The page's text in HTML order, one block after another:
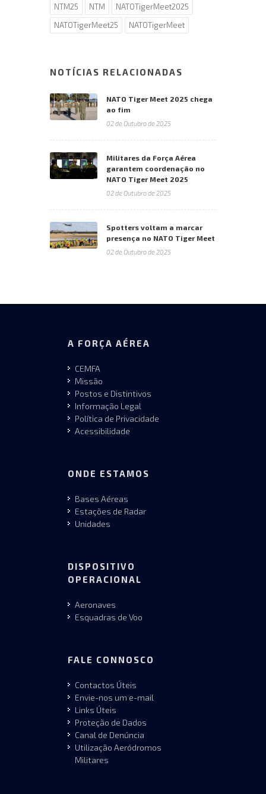
NTM25 NTM
NATOTigerMeet2025
NATOTigerMeet25
NATOTigerMeet
NOTÍCIAS RELACIONADAS
NATO Tiger Meet 2025 chega
ao fim
02 de Outubro de 2025
Militares da Força Aérea
garantem coordenação no
NATO Tiger Meet 2025
02 de Outubro de 2025
Spotters voltam a marcar
presença no NATO Tiger Meet
02 de Outubro de 2025
A FORÇA AÉREA
CEMFA
Missão
Postos e Distintivos
Informação Legal
Política de Privacidade
Acessibilidade
ONDE ESTAMOS
Bases Aéreas
Estações de Radar
Unidades
DISPOSITIVO
OPERACIONAL
Aeronaves
Esquadras de Voo
FALE CONNOSCO
Contactos Úteis
Envie-nos um e-mail
Links Úteis
Proteção de Dados
Canal de Denúncia
Utilização Aeródromos
Militares